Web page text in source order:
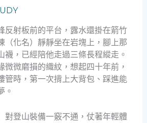
反射板前的平台，露水還掛在箭竹
（化名）靜靜坐在岩塊上，腳上那
襪，已經陪他走過三條長程縱走。
微微磨損的織紋，想起四十年前，
管時，第一次揹上大背包、踩進能
。
對登山裝備一竅不通，仗著年輕體